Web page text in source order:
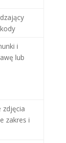
i
lub
zdjęcia
zakres i